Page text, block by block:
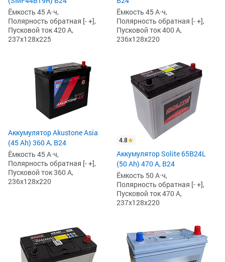
Ёмкость 45 А·ч,
Полярность обратная [- +],
Пусковой ток 420 А,
237x128x225
Ёмкость 45 А·ч,
Полярность обратная [- +],
Пусковой ток 400 А,
236x128x220
Аккумулятор Akustone Asia
(45 Ah) 360 А, B24
Ёмкость 45 А·ч,
Полярность обратная [- +],
Пусковой ток 360 А,
236x128x220
4.8
Аккумулятор Solite 65B24L
(50 Ah) 470 А, B24
Ёмкость 50 А·ч,
Полярность обратная [- +],
Пусковой ток 470 А,
237x128x220